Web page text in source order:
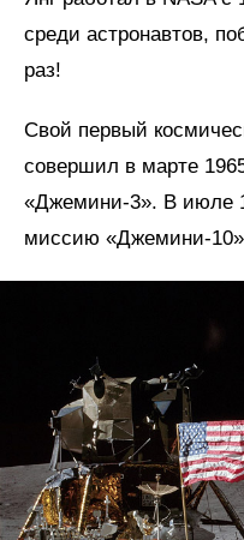
среди астронавтов,
раз!
Свой первый
совершил в марте
«Джемини-3». В июле
миссию «Джемини-